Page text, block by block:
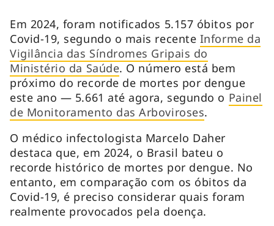
Em 2024, foram notificados 5.157 óbitos por
Covid-19, segundo o mais recente Informe da
Vigilância das Síndromes Gripais do
Ministério da Saúde. O número está bem
próximo do recorde de mortes por dengue
este ano — 5.661 até agora, segundo o Painel
de Monitoramento das Arboviroses.
O médico infectologista Marcelo Daher
destaca que, em 2024, o Brasil bateu o
recorde histórico de mortes por dengue. No
entanto, em comparação com os óbitos da
Covid-19, é preciso considerar quais foram
realmente provocados pela doença.